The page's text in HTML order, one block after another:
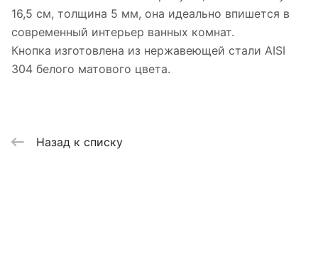
16,5 см, толщина 5 мм, она идеально впишется в
современный интерьер ванных комнат.
Кнопка изготовлена из нержавеющей стали AISI
304 белого матового цвета.
Назад к списку